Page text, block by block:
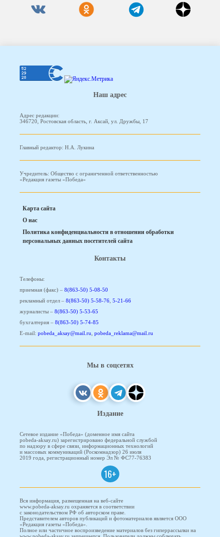
Наш адрес
Адрес редакции:
346720, Ростовская область, г. Аксай, ул. Дружбы, 17
Главный редактор: Н.А. Лукина
Учредитель: Общество с ограниченной ответственностью
«Редакция газеты «Победа»
Карта сайта
О нас
Политика конфиденциальности в отношении обработки
персональных данных посетителей сайта
Контакты
Телефоны:
приемная (факс) – 8(863-50) 5-08-50
рекламный отдел – 8(863-50) 5-58-76, 5-21-66
журналисты – 8(863-50) 5-53-65
бухгалтерия – 8(863-50) 5-74-85
E-mail: pobeda_aksay@mail.ru, pobeda_reklama@mail.ru
Мы в соцсетях
Издание
Сетевое издание «Победа» (доменное имя сайта
pobeda-aksay.ru) зарегистрировано федеральной службой
по надзору в сфере связи, информационных технологий
и массовых коммуникаций (Роскомнадзор) 26 июля
2019 года, регистрационный номер Эл № ФС77-76383
16+
Вся информация, размещенная на веб-сайте
www.pobeda-aksay.ru охраняется в соответствии
с законодательством РФ об авторском праве.
Представителем авторов публикаций и фотоматериалов является ООО
«Редакция газеты «Победа».
Полное или частичное воспроизведение материалов без гиперрассылки на